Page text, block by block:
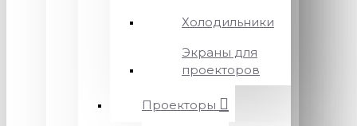
Холодильники
Экраны для
проекторов
Проекторы